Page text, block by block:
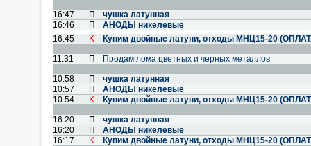
16:47 П
чушка латунная
16:46
П
АНОДЫ никелевые
16:45
K Купим двойные латуни, отходы МНЦ15-20
11:31 П Продам лома цветных и черных металлов
10:58 П
чушка латунная
10:57
П
АНОДЫ никелевые
10:54
K Купим двойные латуни, отходы МНЦ15-20
16:20 П
чушка латунная
16:20
П
АНОДЫ никелевые
16:17
K Купим двойные латуни, отходы МНЦ15-20